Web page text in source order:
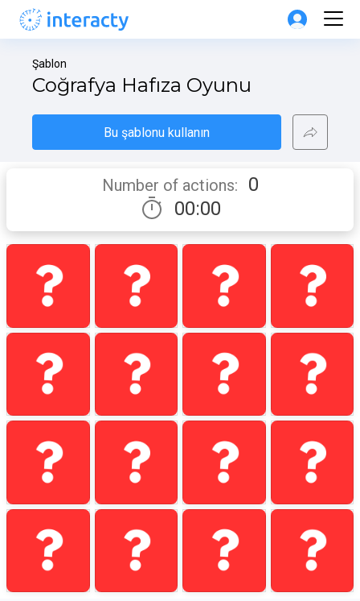
Şablon
Coğrafya Hafıza Oyunu
Bu şablonu kullanın